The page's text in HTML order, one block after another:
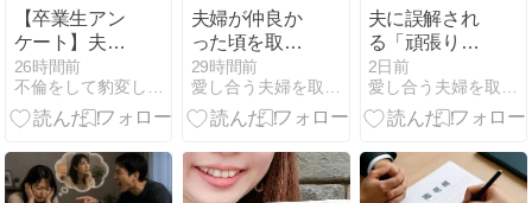
【卒業生アン
ケート】夫も
穏やか、私は
自分と仲良く
なれました
26時間前
不倫をして豹変し離婚を申し出てきた夫が元に戻るまでに妻が実践
夫婦が仲良か
った頃を取り
戻したいの
に、行動が止
まる本当の理
29時間前
愛し合う夫婦を取り戻す！夫婦仲改善カウンセリング
夫に誤解され
る「頑張りす
ぎ」妻…距離
を置かれるNG
行動3選
2日前
愛し合う夫婦を取り戻す！夫婦仲改善カウンセリング